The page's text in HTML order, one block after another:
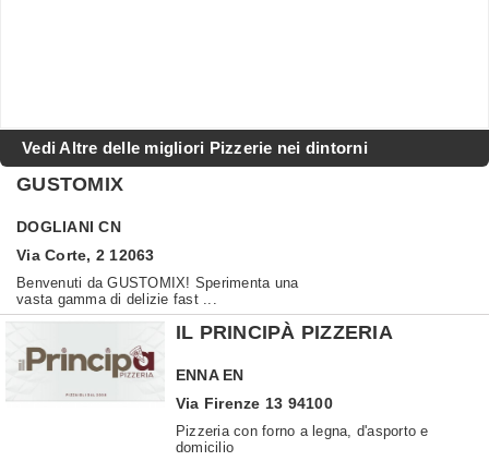
Vedi Altre delle migliori Pizzerie nei dintorni
GUSTOMIX
DOGLIANI CN
Via Corte, 2 12063
Benvenuti da GUSTOMIX! Sperimenta una
vasta gamma di delizie fast ...
IL PRINCIPÀ PIZZERIA
ENNA EN
Via Firenze 13 94100
Pizzeria con forno a legna, d'asporto e
domicilio